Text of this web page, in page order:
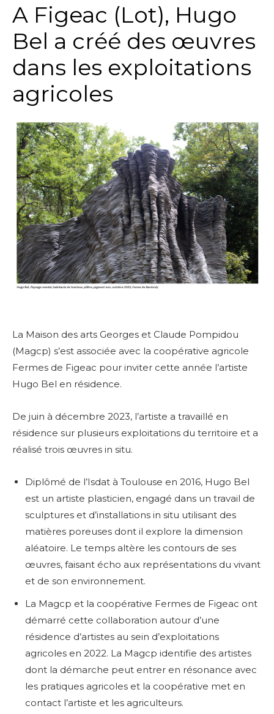
A Figeac (Lot), Hugo
Bel a créé des œuvres
dans les exploitations
agricoles
La Maison des arts Georges et Claude Pompidou
(Magcp) s’est associée avec la coopérative agricole
Fermes de Figeac pour inviter cette année l’artiste
Hugo Bel en résidence.
De juin à décembre 2023, l’artiste a travaillé en
résidence sur plusieurs exploitations du territoire et a
réalisé trois œuvres in situ.
Diplômé de l’Isdat à Toulouse en 2016, Hugo Bel
est un artiste plasticien, engagé dans un travail de
sculptures et d’installations in situ utilisant des
matières poreuses dont il explore la dimension
aléatoire. Le temps altère les contours de ses
œuvres, faisant écho aux représentations du vivant
et de son environnement.
La Magcp et la coopérative Fermes de Figeac ont
démarré cette collaboration autour d’une
résidence d’artistes au sein d’exploitations
agricoles en 2022. La Magcp identifie des artistes
dont la démarche peut entrer en résonance avec
les pratiques agricoles et la coopérative met en
contact l’artiste et les agriculteurs.